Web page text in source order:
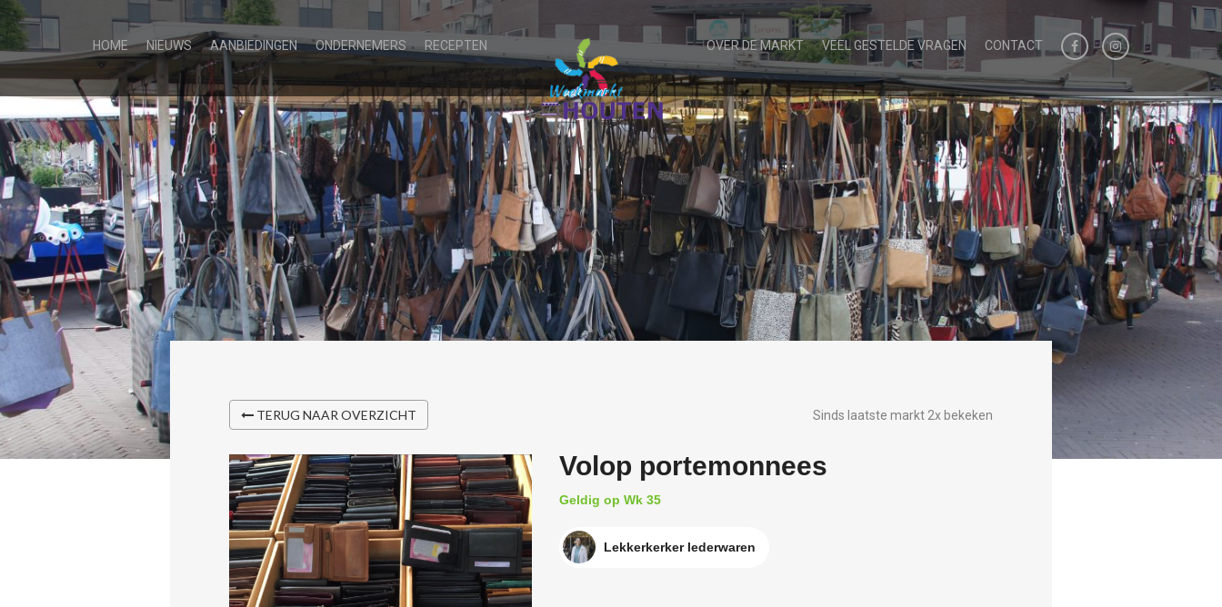
HOME NIEUWS AANBIEDINGEN ONDERNEMERS RECEPTEN OVER DE MARKT VEEL GESTELDE VRAGEN CONTACT
TERUG NAAR OVERZICHT Sinds laatste markt 2x bekeken
Volop portemonnees
Geldig op Wk 35
Lekkerkerker lederwaren